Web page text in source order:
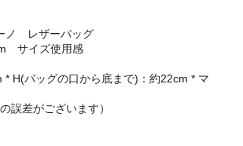
ノ レザーバッグ
サイズ使用感
* H(バッグの口から底まで)：約22cm * マ
誤差がございます）